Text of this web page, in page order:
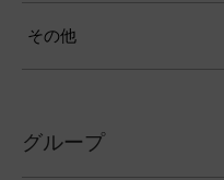
その他
グループ